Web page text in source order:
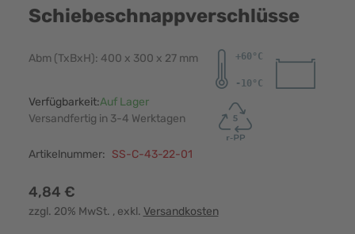
Schiebeschnappverschlüsse
Abm (TxBxH): 400 x 300 x 27 mm
Verfügbarkeit:Auf Lager
Versandfertig in 3-4 Werktagen
Artikelnummer: SS-C-43-22-01
4,84 €
zzgl. 20% MwSt. , exkl. Versandkosten